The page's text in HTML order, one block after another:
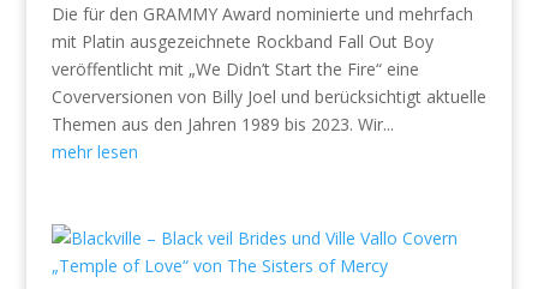
Die für den GRAMMY Award nominierte und mehrfach
mit Platin ausgezeichnete Rockband Fall Out Boy
veröffentlicht mit „We Didn’t Start the Fire“ eine
Coverversionen von Billy Joel und berücksichtigt aktuelle
Themen aus den Jahren 1989 bis 2023. Wir...
mehr lesen